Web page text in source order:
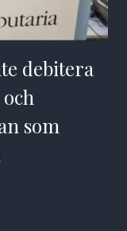
debitera
som